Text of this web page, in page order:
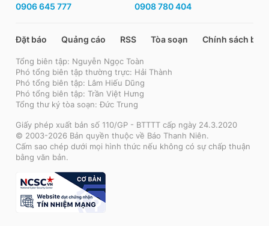
0906 645 777 0908 780 404
Đặt báo Quảng cáo RSS Tòa soạn Chính sách bảo
Tổng biên tập: Nguyễn Ngọc Toàn
Phó tổng biên tập thường trực: Hải Thành
Phó tổng biên tập: Lâm Hiếu Dũng
Phó tổng biên tập: Trần Việt Hưng
Tổng thư ký tòa soạn: Đức Trung
Giấy phép xuất bản số 110/GP - BTTTT cấp ngày 24.3.2020
© 2003-2026 Bản quyền thuộc về Báo Thanh Niên.
Cấm sao chép dưới mọi hình thức nếu không có sự chấp thuận
bằng văn bản.